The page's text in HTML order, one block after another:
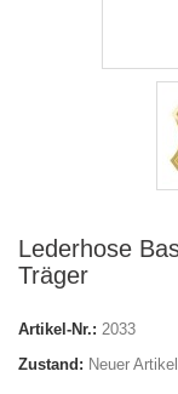
Lederhose
Träger
Artikel-Nr.: 2033
Zustand: Neuer Artikel